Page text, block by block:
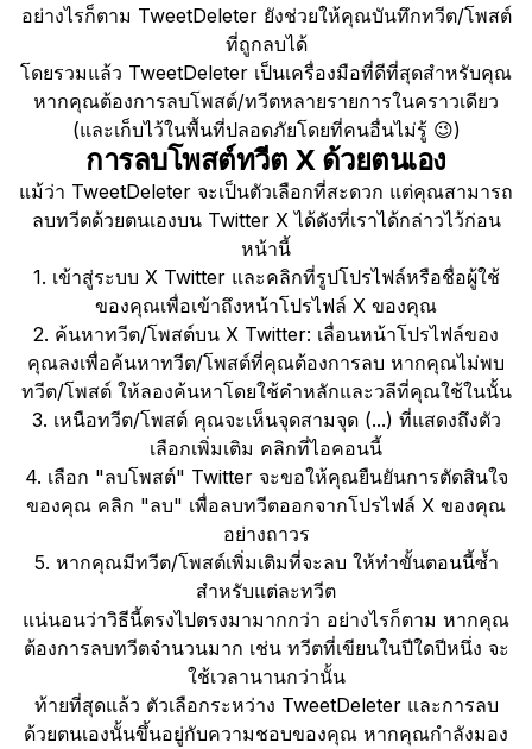
อย่างไรก็ตาม TweetDeleter ยังช่วยให้คุณบันทึกทวีต/โพสต์
ที่ถูกลบได้
โดยรวมแล้ว TweetDeleter เป็นเครื่องมือที่ดีที่สุดสำหรับคุณ
หากคุณต้องการลบโพสต์/ทวีตหลายรายการในคราวเดียว
(และเก็บไว้ในพื้นที่ปลอดภัยโดยที่คนอื่นไม่รู้ 😉)
การลบโพสต์ทวีต X ด้วยตนเอง
แม้ว่า TweetDeleter จะเป็นตัวเลือกที่สะดวก แต่คุณสามารถ
ลบทวีตด้วยตนเองบน Twitter X ได้ดังที่เราได้กล่าวไว้ก่อน
หน้านี้
1. เข้าสู่ระบบ X Twitter และคลิกที่รูปโปรไฟล์หรือชื่อผู้ใช้
ของคุณเพื่อเข้าถึงหน้าโปรไฟล์ X ของคุณ
2. ค้นหาทวีต/โพสต์บน X Twitter: เลื่อนหน้าโปรไฟล์ของ
คุณลงเพื่อค้นหาทวีต/โพสต์ที่คุณต้องการลบ หากคุณไม่พบ
ทวีต/โพสต์ ให้ลองค้นหาโดยใช้คำหลักและวลีที่คุณใช้ในนั้น
3. เหนือทวีต/โพสต์ คุณจะเห็นจุดสามจุด (...) ที่แสดงถึงตัว
เลือกเพิ่มเติม คลิกที่ไอคอนนี้
4. เลือก "ลบโพสต์" Twitter จะขอให้คุณยืนยันการตัดสินใจ
ของคุณ คลิก "ลบ" เพื่อลบทวีตออกจากโปรไฟล์ X ของคุณ
อย่างถาวร
5. หากคุณมีทวีต/โพสต์เพิ่มเติมที่จะลบ ให้ทำขั้นตอนนี้ซ้ำ
สำหรับแต่ละทวีต
แน่นอนว่าวิธีนี้ตรงไปตรงมามากกว่า อย่างไรก็ตาม หากคุณ
ต้องการลบทวีตจำนวนมาก เช่น ทวีตที่เขียนในปีใดปีหนึ่ง จะ
ใช้เวลานานกว่านั้น
ท้ายที่สุดแล้ว ตัวเลือกระหว่าง TweetDeleter และการลบ
ด้วยตนเองนั้นขึ้นอยู่กับความชอบของคุณ หากคุณกำลังมอง